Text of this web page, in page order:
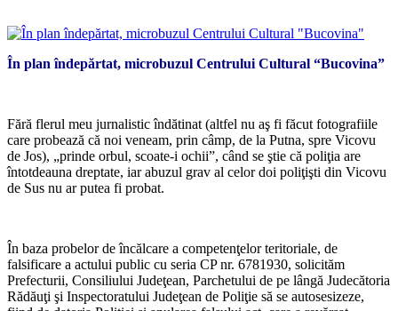
În plan îndepărtat, microbuzul Centrului Cultural “Bucovina”
Fără flerul meu jurnalistic îndătinat (altfel nu aş fi făcut fotografiile
care probează că noi veneam, prin câmp, de la Putna, spre Vicovu
de Jos), „prinde orbul, scoate-i ochii”, când se ştie că poliţia are
întotdeauna dreptate, iar abuzul grav al celor doi poliţişti din Vicovu
de Sus nu ar putea fi probat.
În baza probelor de încălcare a competenţelor teritoriale, de
falsificare a actului public cu seria CP nr. 6781930, solicităm
Prefecturii, Consiliului Judeţean, Parchetului de pe lângă Judecătoria
Rădăuţi şi Inspectoratului Judeţean de Poliţie să se autosesizeze,